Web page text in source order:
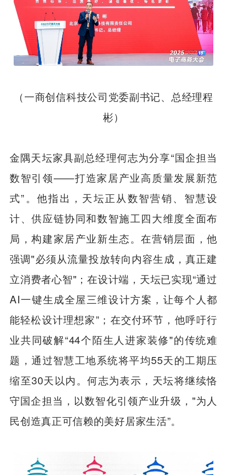
（一商创信科技公司党委副书记、总经理程
彬）
金隅天坛家具副总经理何志为分享“国企担当
数智引领——打造家居产业高质量发展新范
式”。他指出，天坛正从数智营销、智慧设
计、供应链协同和数智施工四大维度全面布
局，构建家居产业新生态。在营销层面，他
强调"必须从流量投放转向内容生成，真正建
立消费者心智"；在设计端，天坛已实现“通过
AI一键生成全屋三维设计方案，让每个人都
能轻松设计理想家”；在交付环节，他呼吁行
业共同破解“44个陌生人进家装修"的传统难
题，通过智慧工地系统将平均55天的工期压
缩至30天以内。何志为表示，天坛将继续恪
守国企担当，以数智化引领产业升级，"为人
民创造真正可信赖的美好居家生活”。